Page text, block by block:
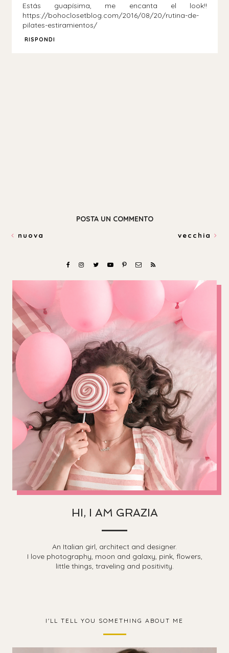
Estás guapísima, me encanta el look!!
https://bohoclosetblog.com/2016/08/20/rutina-de-
pilates-estiramientos/
RISPONDI
POSTA UN COMMENTO
nuova vecchia
HI, I AM GRAZIA
An Italian girl, architect and designer.
I love photography, moon and galaxy, pink, flowers,
little things, traveling and positivity.
I'LL TELL YOU SOMETHING ABOUT ME